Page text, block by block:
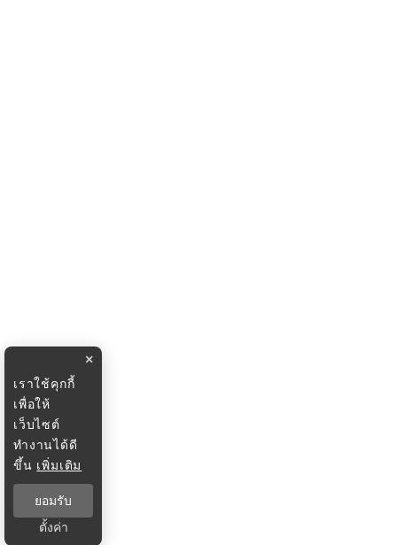
×
เราใช้คุกกี้
เพื่อให้
เว็บไซต์
ทำงานได้ดี
ขึ้น เพิ่มเติม
ยอมรับ
ตั้งค่า